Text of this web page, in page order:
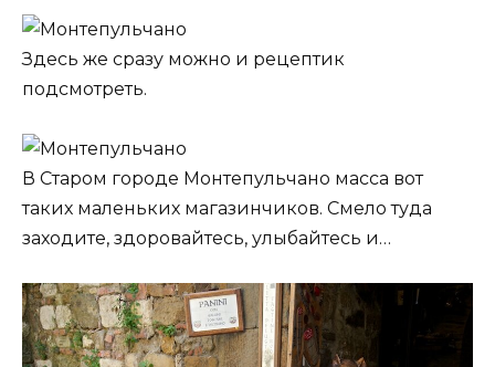
Здесь же сразу можно и рецептик
подсмотреть.
В Старом городе Монтепульчано масса вот
таких маленьких магазинчиков. Смело туда
заходите, здоровайтесь, улыбайтесь и…